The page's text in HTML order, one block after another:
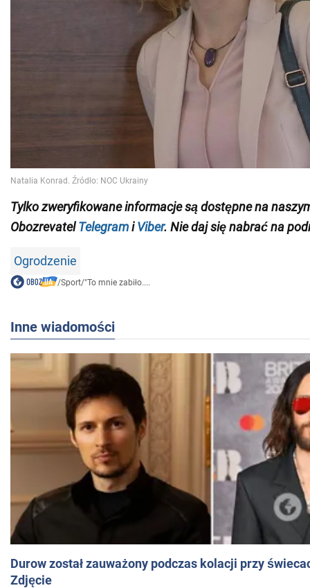
Tylko zweryfikowane informacje są dostępne na
ObozrevatelTelegramiViber. Nie daj się nabrać na
Ogrodzenie
/Sport/"To mnie zabiło....
Inne wiadomości
Durow został zauważony podczas kolacji przy
Zdjęcie